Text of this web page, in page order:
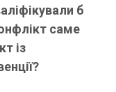
б
саме
із